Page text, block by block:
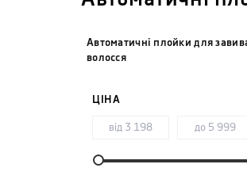
Автоматичні плойки для
волосся
ЦІНА